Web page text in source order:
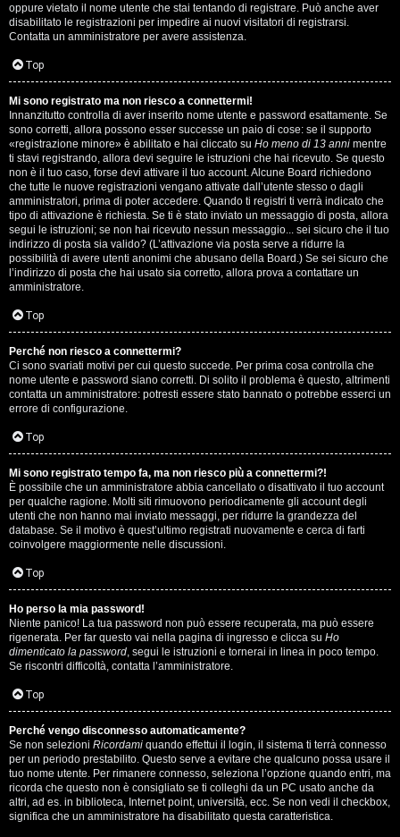
i
s
e
n
z
a
r
i
s
p
o
s
t
a
A
r
g
o
m
e
n
t
i
a
t
oppure vietato il nome utente che stai tentando di registrare. Può anche aver
disabilitato le registrazioni per impedire ai nuovi visitatori di registrarsi.
Contatta un amministratore per avere assistenza.
Top
Mi sono registrato ma non riesco a connettermi!
Innanzitutto controlla di aver inserito nome utente e password esattamente. Se
sono corretti, allora possono esser successe un paio di cose: se il supporto
«registrazione minore» è abilitato e hai cliccato su Ho meno di 13 anni mentre
ti stavi registrando, allora devi seguire le istruzioni che hai ricevuto. Se questo
non è il tuo caso, forse devi attivare il tuo account. Alcune Board richiedono
che tutte le nuove registrazioni vengano attivate dall’utente stesso o dagli
amministratori, prima di poter accedere. Quando ti registri ti verrà indicato che
tipo di attivazione è richiesta. Se ti è stato inviato un messaggio di posta, allora
segui le istruzioni; se non hai ricevuto nessun messaggio... sei sicuro che il tuo
indirizzo di posta sia valido? (L’attivazione via posta serve a ridurre la
possibilità di avere utenti anonimi che abusano della Board.) Se sei sicuro che
l’indirizzo di posta che hai usato sia corretto, allora prova a contattare un
amministratore.
Top
Perché non riesco a connettermi?
Ci sono svariati motivi per cui questo succede. Per prima cosa controlla che
nome utente e password siano corretti. Di solito il problema è questo, altrimenti
contatta un amministratore: potresti essere stato bannato o potrebbe esserci un
errore di configurazione.
Top
Mi sono registrato tempo fa, ma non riesco più a connettermi?!
È possibile che un amministratore abbia cancellato o disattivato il tuo account
per qualche ragione. Molti siti rimuovono periodicamente gli account degli
utenti che non hanno mai inviato messaggi, per ridurre la grandezza del
database. Se il motivo è quest’ultimo registrati nuovamente e cerca di farti
coinvolgere maggiormente nelle discussioni.
Top
Ho perso la mia password!
Niente panico! La tua password non può essere recuperata, ma può essere
rigenerata. Per far questo vai nella pagina di ingresso e clicca su Ho
dimenticato la password, segui le istruzioni e tornerai in linea in poco tempo.
Se riscontri difficoltà, contatta l’amministratore.
Top
Perché vengo disconnesso automaticamente?
Se non selezioni Ricordami quando effettui il login, il sistema ti terrà connesso
per un periodo prestabilito. Questo serve a evitare che qualcuno possa usare il
tuo nome utente. Per rimanere connesso, seleziona l’opzione quando entri, ma
ricorda che questo non è consigliato se ti colleghi da un PC usato anche da
altri, ad es. in biblioteca, Internet point, università, ecc. Se non vedi il checkbox,
significa che un amministratore ha disabilitato questa caratteristica.
v
i
G
i
g
i
D
'
A
g
o
s
t
i
n
o
i
n
T
o
u
r
M
u
s
i